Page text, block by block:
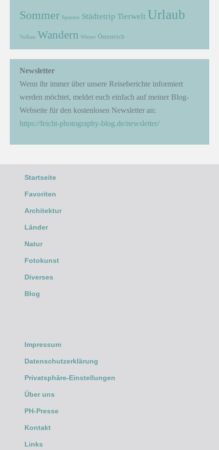
Sommer Spanien Städtetrip Tierwelt Urlaub
Vulkan Wandern Winter Österreich
Newsletter
Wenn ihr immer über unsere Reiseberichte informiert
werden möchtet, meldet euch einfach auf meiner Blog-
Webseite für den kostenlosen Newsletter an:
https://feicht-photography-blog.de/newsletter/
Startseite
Favoriten
Architektur
Länder
Natur
Fotokunst
Diverses
Blog
Impressum
Datenschutzerklärung
Privatsphäre-Einstellungen
Über uns
PH-Presse
Kontakt
Links